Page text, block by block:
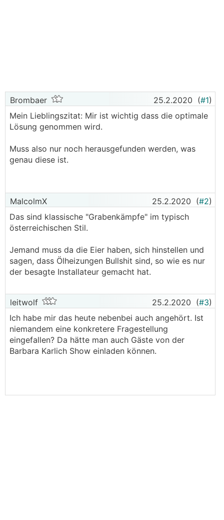
Brombaer 25.2.2020 (#1)
Mein Lieblingszitat: Mir ist wichtig dass die optimale
Lösung genommen wird.
Muss also nur noch herausgefunden werden, was
genau diese ist.
MalcolmX 25.2.2020 (#2)
Das sind klassische "Grabenkämpfe" im typisch
österreichischen Stil.
Jemand muss da die Eier haben, sich hinstellen und
sagen, dass Ölheizungen Bullshit sind, so wie es nur
der besagte Installateur gemacht hat.
leitwolf 25.2.2020 (#3)
Ich habe mir das heute nebenbei auch angehört. Ist
niemandem eine konkretere Fragestellung
eingefallen? Da hätte man auch Gäste von der
Barbara Karlich Show einladen können.